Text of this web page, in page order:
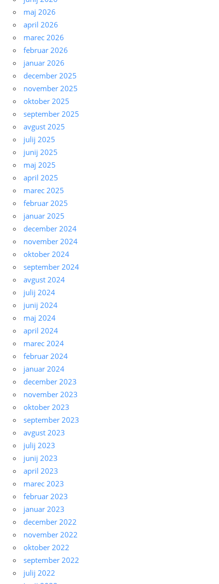
maj 2026
april 2026
marec 2026
februar 2026
januar 2026
december 2025
november 2025
oktober 2025
september 2025
avgust 2025
julij 2025
junij 2025
maj 2025
april 2025
marec 2025
februar 2025
januar 2025
december 2024
november 2024
oktober 2024
september 2024
avgust 2024
julij 2024
junij 2024
maj 2024
april 2024
marec 2024
februar 2024
januar 2024
december 2023
november 2023
oktober 2023
september 2023
avgust 2023
julij 2023
junij 2023
april 2023
marec 2023
februar 2023
januar 2023
december 2022
november 2022
oktober 2022
september 2022
julij 2022